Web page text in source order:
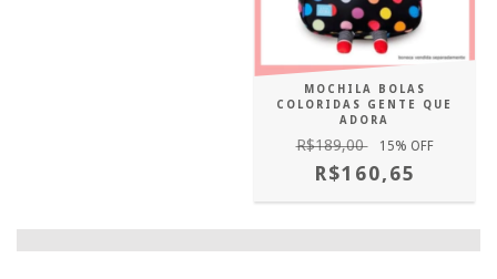
MOCHILA BOLAS
COLORIDAS GENTE QUE
ADORA
R$189,00 15% OFF
R$160,65